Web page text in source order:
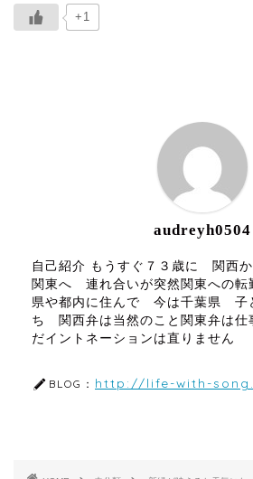
+1
audreyh0504
自己紹介 もうすぐ７３歳に 関西
関東へ 連れ合いが突然関東への
県や都内に住んで 今は千葉県 子
ち 関西弁は当然のこと関東弁は
だイントネーションは直りません
BLOG： http://life-with-